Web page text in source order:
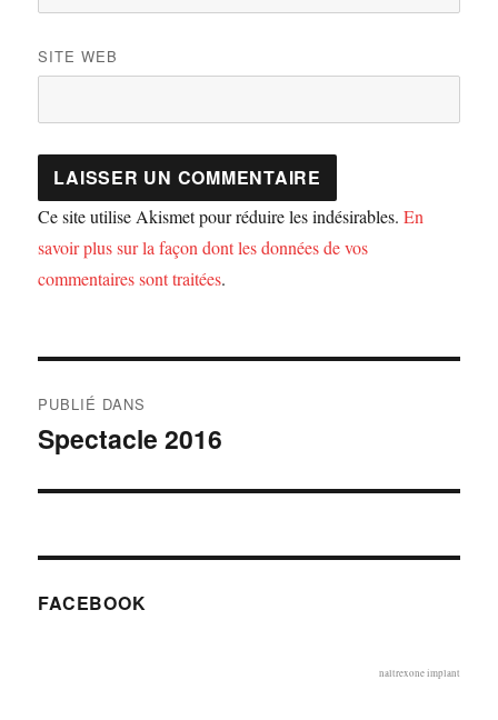
SITE WEB
Ce site utilise Akismet pour réduire les indésirables.En
savoir plus sur la façon dont les données de vos
commentaires sont traitées.
de
PUBLIÉ DANS
Spectacle 2016
FACEBOOK
naltrexone implant